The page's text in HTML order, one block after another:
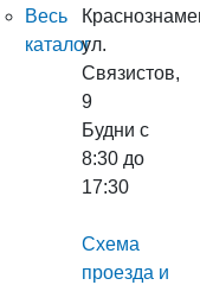
Весь
каталогул.
Связистов,
9
Будни с
8:30 до
17:30
Схема
проезда и